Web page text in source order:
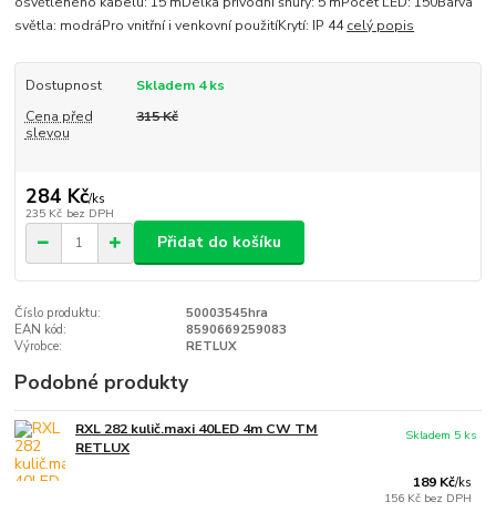
světla: modráPro vnitřní i venkovní použitíKrytí: IP 44celý popis
Dostupnost
Skladem 4 ks
Cena před
slevou
315 Kč
284 Kč/ks
235 Kč bez DPH
Přidat do košíku
Číslo produktu:
50003545hra
EAN kód:
8590669259083
Výrobce:
RETLUX
Podobné produkty
RXL 282 kulič.maxi 40LED 4m CW TM
RETLUX
189 Kč/ks
156 Kč bez DPH
Skladem 5 ks